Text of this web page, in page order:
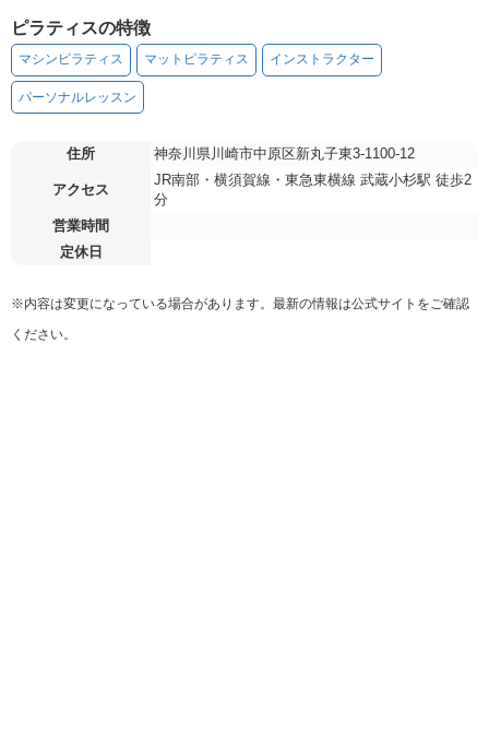
ピラティスの特徴
マシンピラティス マットピラティス インストラクター
パーソナルレッスン
住所 神奈川県川崎市中原区新丸子東3-1100-12
アクセス
JR南部・横須賀線・東急東横線 武蔵小杉駅 徒歩2
分
営業時間
定休日
※内容は変更になっている場合があります。最新の情報は公式サイトをご確認
ください。